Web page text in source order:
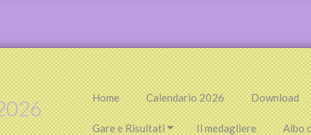
Primary
Navigation
Menu
Home Calendario 2026 Download
Gare e Risultati Il medagliere Albo